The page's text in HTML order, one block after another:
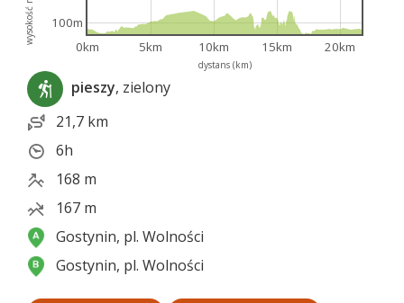
dystans (km)
0km 5km 10km 15km 20km
100m
pieszy, zielony
21,7 km
6h
168 m
167 m
Gostynin, pl. Wolności
Gostynin, pl. Wolności